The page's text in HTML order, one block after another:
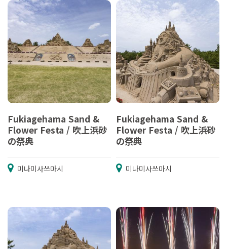
Fukiagehama Sand &
Flower Festa / 吹上浜砂
の祭典
미나미사쓰마시
Fukiagehama Sand &
Flower Festa / 吹上浜砂
の祭典
미나미사쓰마시